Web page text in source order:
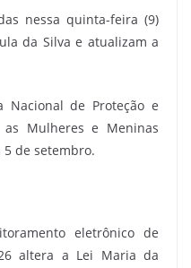
nessa quinta-feira (9)
da Silva e atualizam a
Nacional de Proteção e
as Mulheres e Meninas
de setembro.
eletrônico de
altera a Lei Maria da